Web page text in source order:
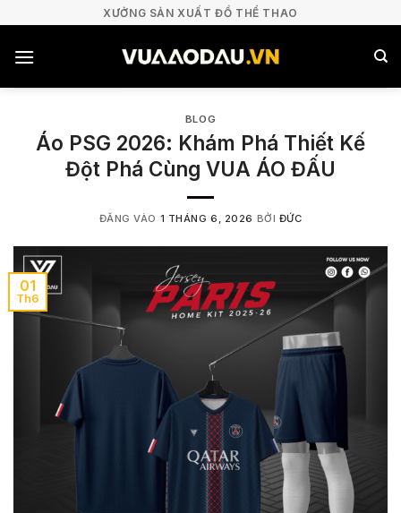
nội
XƯỞNG SẢN XUẤT ĐỒ THỂ THAO
BLOG
Áo PSG 2026: Khám Phá Thiết Kế
Đột Phá Cùng VUA ÁO ĐẤU
ĐĂNG VÀO 1 THÁNG 6, 2026 BỞI ĐỨC
01
Th6